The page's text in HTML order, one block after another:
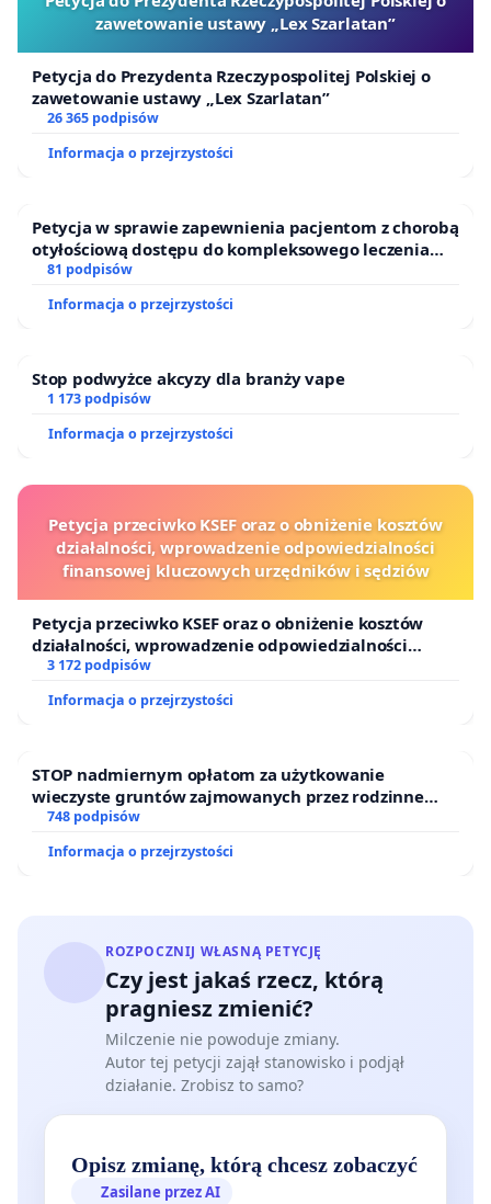
dotyczącymi podklasy 86.96.Z.
Kategorycznie żądamyzaprzestania zniesławiania
środowiska medycyny naturalnej
sformułowania „znachorstwo”, „szarlataństwo” i
użyciu argumentów naukowych na temat przydatności
poszczególnych metod naturalnych w systemie opieki
zdrowotnej oraz ich wdrożenia na bazie doświadczeń
Żądamy dyskusji, a następnie szybkiego
szkolnictwa zawodowego i wyższego. Rezultatem tych
kwalifikacjach pozwalających na umiejętne i bezpieczne
doradztwo, pozwalające na uzyskanie synergii z
Żądamypełnej jawności pracorazszerokich
legalnych usług.
oraz medycyny naturalnej za
finansowych – pozwalających zabezpieczyć
funkcjonowaniesklepów zielarskich i zielarsko-
medycznych.
Żądamy podjęcia przez Rzecznika Praw Pacjenta działań
wyboru metod wpływania na swój stan zdrowia
zawetowanie ustawy „Lex Szarlatan”
Petycja do Prezydenta Rzeczypospolitej Polskiej o
zawetowanie ustawy „Lex Szarlatan”
26 365 podpisów
Informacja o przejrzystości
Petycja w sprawie zapewnienia pacjentom z chorobą
otyłościową dostępu do kompleksowego leczenia
oraz programów profilaktycznych.
81 podpisów
Informacja o przejrzystości
Stop podwyżce akcyzy dla branży vape
1 173 podpisów
Informacja o przejrzystości
Petycja przeciwko KSEF oraz o obniżenie kosztów
działalności, wprowadzenie odpowiedzialności
finansowej kluczowych urzędników i sędziów
Petycja przeciwko KSEF oraz o obniżenie kosztów
działalności, wprowadzenie odpowiedzialności
finansowej kluczowych urzędników i sędziów
3 172 podpisów
Informacja o przejrzystości
STOP nadmiernym opłatom za użytkowanie
wieczyste gruntów zajmowanych przez rodzinne
ogrody działkowe.
748 podpisów
Informacja o przejrzystości
ROZPOCZNIJ WŁASNĄ PETYCJĘ
Czy jest jakaś rzecz, którą
pragniesz zmienić?
Milczenie nie powoduje zmiany.
Autor tej petycji zajął stanowisko i podjął
działanie. Zrobisz to samo?
Opisz zmianę, którą chcesz zobaczyć
Zasilane przez AI